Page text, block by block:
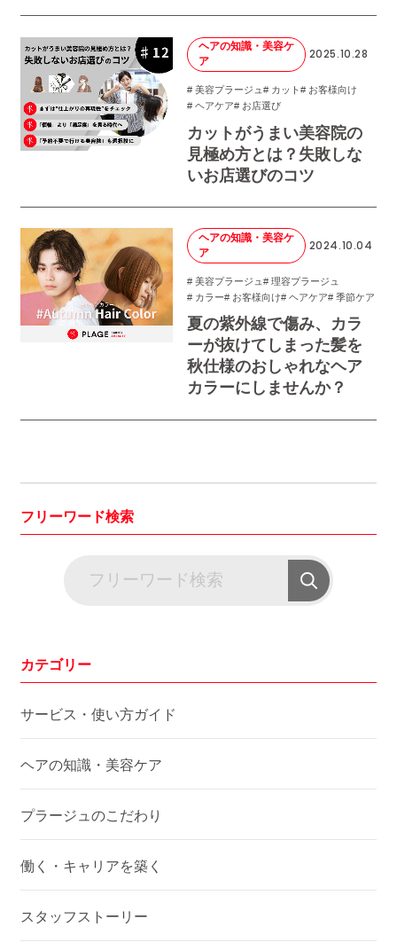
ヘアの知識・美容ケ
ア
2025.10.28
# 美容プラージュ# カット# お客様向け
# ヘアケア# お店選び
カットがうまい美容院の
見極め方とは？失敗しな
いお店選びのコツ
ヘアの知識・美容ケ
ア
2024.10.04
# 美容プラージュ# 理容プラージュ
# カラー# お客様向け# ヘアケア# 季節ケア
夏の紫外線で傷み、カラ
ーが抜けてしまった髪を
秋仕様のおしゃれなヘア
カラーにしませんか？
フリーワード検索
カテゴリー
サービス・使い方ガイド
ヘアの知識・美容ケア
プラージュのこだわり
働く・キャリアを築く
スタッフストーリー